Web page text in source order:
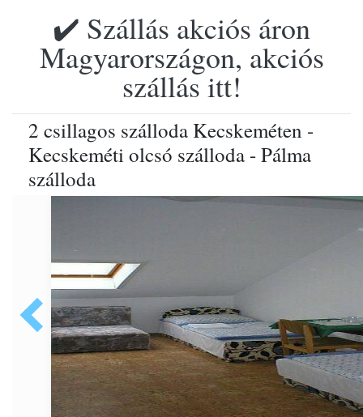
✔️ Szállás akciós áron
Magyarországon, akciós
szállás itt!
2 csillagos szálloda Kecskeméten -
Kecskeméti olcsó szálloda - Pálma
szálloda